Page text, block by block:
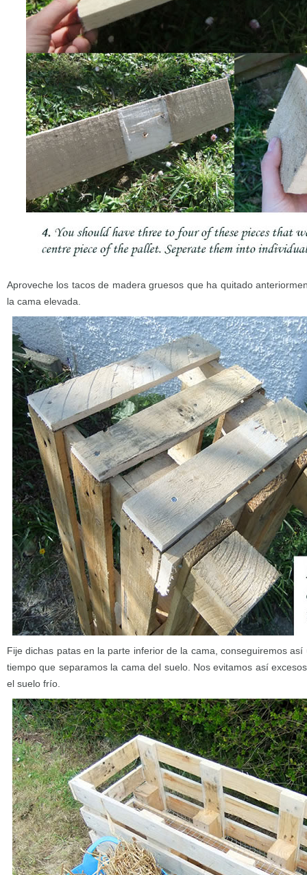
Aproveche los tacos de madera gruesos que ha quitado
la cama elevada.
Fije dichas patas en la parte inferior de la cama, conseguiremos
tiempo que separamos la cama del suelo. Nos evitamos así
el suelo frío.